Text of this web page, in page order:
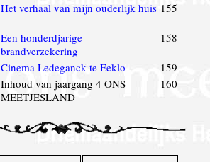
Het verhaal van mijn ouderlijk huis 155
Een honderdjarige
brandverzekering
158
Cinema Ledeganck te Eeklo
159
Inhoud van jaargang 4 ONS
MEETJESLAND
160